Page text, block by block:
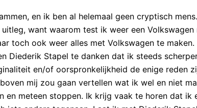
en ik ben al helemaal geen cryptisch
want waarom test ik weer een
toch ook weer alles met Volkswagen te
Diederik Stapel te danken dat ik steeds
en/of oorspronkelijkheid de enige reden
mij zou gaan vertellen wat ik wel en niet
en meteen stoppen. Ik krijg vaak te horen dat ik